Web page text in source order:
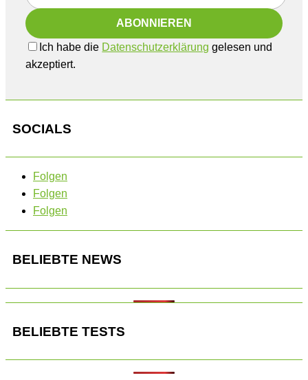
Ich habe die Datenschutzerklärung gelesen und
akzeptiert.
SOCIALS
Folgen
Folgen
Folgen
BELIEBTE NEWS
BELIEBTE TESTS